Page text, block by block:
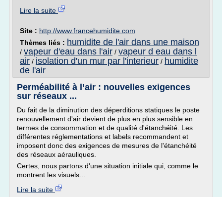
Lire la suite
Site : http://www.francehumidite.com
Thèmes liés : humidite de l'air dans une maison
/ vapeur d'eau dans l'air / vapeur d eau dans l
air / isolation d'un mur par l'interieur / humidite
de l'air
Perméabilité à l’air : nouvelles exigences
sur réseaux ...
Du fait de la diminution des déperditions statiques le poste
renouvellement d'air devient de plus en plus sensible en
termes de consommation et de qualité d'étanchéité. Les
différentes réglementations et labels recommandent et
imposent donc des exigences de mesures de l'étanchéité
des réseaux aérauliques.
Certes, nous partons d'une situation initiale qui, comme le
montrent les visuels...
Lire la suite